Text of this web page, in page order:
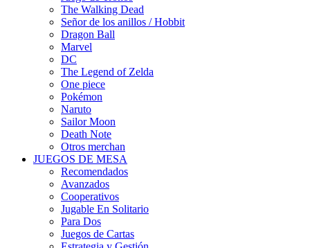
The Walking Dead
Señor de los anillos / Hobbit
Dragon Ball
Marvel
DC
The Legend of Zelda
One piece
Pokémon
Naruto
Sailor Moon
Death Note
Otros merchan
JUEGOS DE MESA
Recomendados
Avanzados
Cooperativos
Jugable En Solitario
Para Dos
Juegos de Cartas